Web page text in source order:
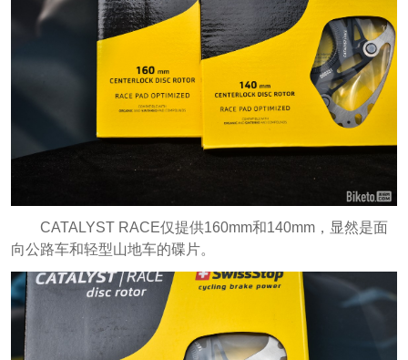
CATALYST RACE仅提供160mm和140mm，显然是面
向公路车和轻型山地车的碟片。